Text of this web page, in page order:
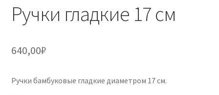
Ручки гладкие 17 см
640,00₽
Ручки бамбуковые гладкие диаметром 17 см.